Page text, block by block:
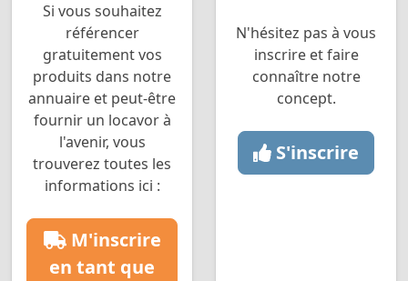
Si vous souhaitez
référencer
gratuitement vos
produits dans notre
annuaire et peut-être
fournir un locavor à
l'avenir, vous
trouverez toutes les
informations ici :
M'inscrire
en tant que
N'hésitez pas à vous
inscrire et faire
connaître notre
concept.
S'inscrire